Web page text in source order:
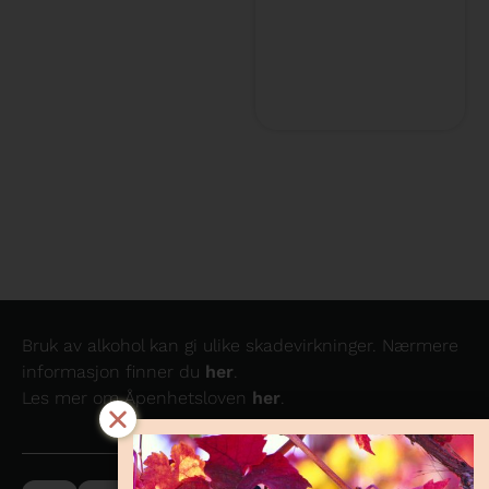
Bruk av alkohol kan gi ulike skadevirkninger. Nærmere
informasjon finner du her.
Les mer om Åpenhetsloven her.